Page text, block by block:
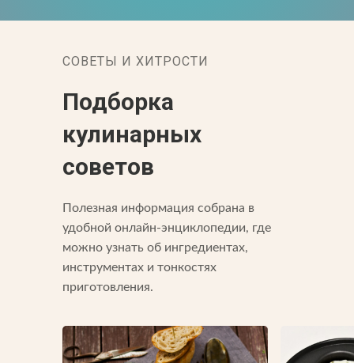
СОВЕТЫ И ХИТРОСТИ
Подборка
кулинарных
советов
Полезная информация собрана в
удобной онлайн-энциклопедии, где
можно узнать об ингредиентах,
инструментах и тонкостях
приготовления.